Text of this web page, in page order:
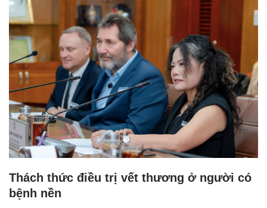
Thách thức điều trị vết thương ở người có
bệnh nền